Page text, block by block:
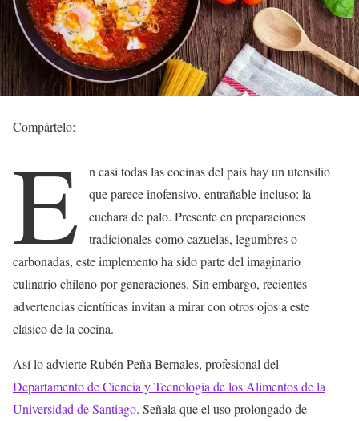
Compártelo:
E
n casi todas las cocinas del país hay un utensilio
que parece inofensivo, entrañable incluso: la
cuchara de palo. Presente en preparaciones
tradicionales como cazuelas, legumbres o
carbonadas, este implemento ha sido parte del imaginario
culinario chileno por generaciones. Sin embargo, recientes
advertencias científicas invitan a mirar con otros ojos a este
clásico de la cocina.
Así lo advierte Rubén Peña Bernales, profesional del
Departamento de Ciencia y Tecnología de los Alimentos de la
Universidad de Santiago. Señala que el uso prolongado de